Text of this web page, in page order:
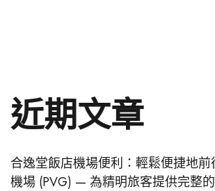
近期文章
合逸堂飯店機場便利：輕鬆便捷地
機場 (PVG) — 為精明旅客提供完整